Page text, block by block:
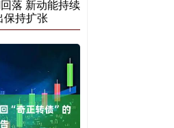
落 新动能持续
持扩张